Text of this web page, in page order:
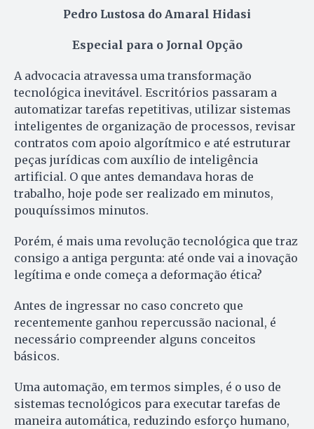
Pedro Lustosa do Amaral Hidasi
Especial para o Jornal Opção
A advocacia atravessa uma transformação
tecnológica inevitável. Escritórios passaram a
automatizar tarefas repetitivas, utilizar sistemas
inteligentes de organização de processos, revisar
contratos com apoio algorítmico e até estruturar
peças jurídicas com auxílio de inteligência
artificial. O que antes demandava horas de
trabalho, hoje pode ser realizado em minutos,
pouquíssimos minutos.
Porém, é mais uma revolução tecnológica que traz
consigo a antiga pergunta: até onde vai a inovação
legítima e onde começa a deformação ética?
Antes de ingressar no caso concreto que
recentemente ganhou repercussão nacional, é
necessário compreender alguns conceitos
básicos.
Uma automação, em termos simples, é o uso de
sistemas tecnológicos para executar tarefas de
maneira automática, reduzindo esforço humano,